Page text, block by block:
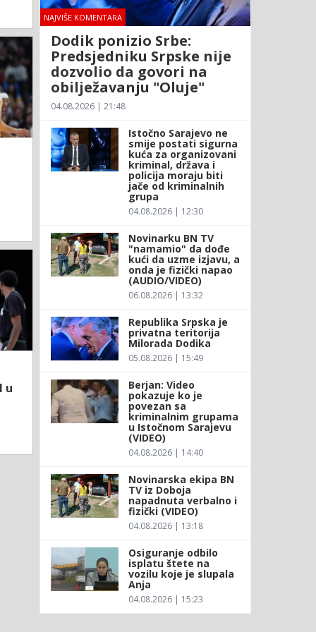
u
NAJVIŠE KOMENTARA
Dodik ponizio Srbe:
Predsjedniku Srpske nije
dozvolio da govori na
obilježavanju "Oluje"
04.08.2026 | 21:48
Istočno Sarajevo ne
smije postati sigurna
kuća za organizovani
kriminal, država i
policija moraju biti
jače od kriminalnih
grupa
04.08.2026 | 12:30
Novinarku BN TV
"namamio" da dođe
kući da uzme izjavu, a
onda je fizički napao
(AUDIO/VIDEO)
06.08.2026 | 13:32
Republika Srpska je
privatna teritorija
Milorada Dodika
05.08.2026 | 15:49
Berjan: Video
pokazuje ko je
povezan sa
kriminalnim grupama
u Istočnom Sarajevu
(VIDEO)
04.08.2026 | 14:40
Novinarska ekipa BN
TV iz Doboja
napadnuta verbalno i
fizički (VIDEO)
04.08.2026 | 13:18
Osiguranje odbilo
isplatu štete na
vozilu koje je slupala
Anja
04.08.2026 | 15:23